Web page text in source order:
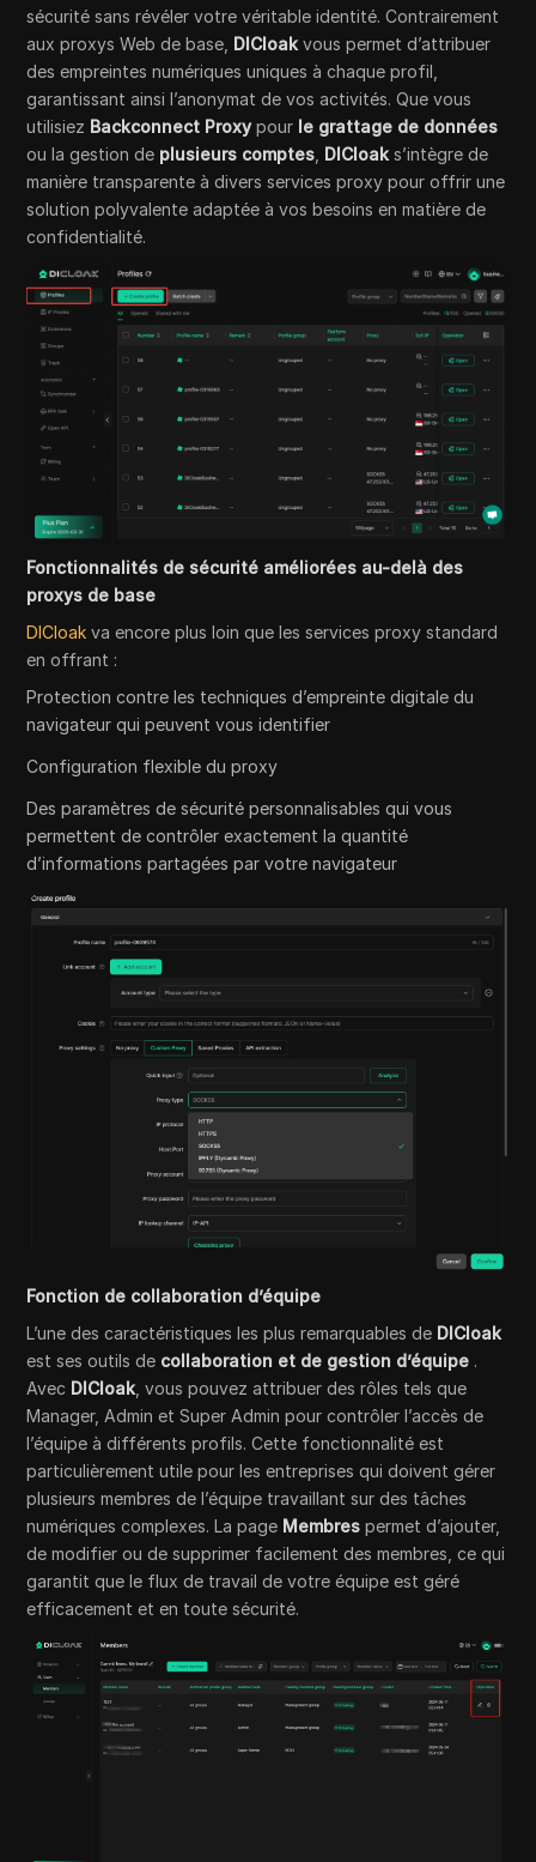
sécurité sans révéler votre véritable identité. Contrairement
aux proxys Web de base, DICloak vous permet d’attribuer
des empreintes numériques uniques à chaque profil,
garantissant ainsi l’anonymat de vos activités. Que vous
utilisiez Backconnect Proxypour le grattage de données
ou la gestion de plusieurs comptes DICloak s’intègre de
manière transparente à divers services proxy pour offrir une
solution polyvalente adaptée à vos besoins en matière de
confidentialité.
Fonctionnalités de sécurité améliorées au-delà des
proxys de base
DICloak va encore plus loin que les services proxy standard
en offrant :
Protection contre les techniques d’empreinte digitale du
navigateur qui peuvent vous identifier
Configuration flexible du proxy
Des paramètres de sécurité personnalisables qui vous
permettent de contrôler exactement la quantité
d’informations partagées par votre navigateur
Fonction de collaboration d’équipe
L’une des caractéristiques les plus remarquables de DICloak
est ses outils de collaboration et de gestion d’équipe .
Avec DICloak , vous pouvez attribuer des rôles tels que
Manager, Admin et Super Admin pour contrôler l’accès de
l’équipe à différents profils. Cette fonctionnalité est
particulièrement utile pour les entreprises qui doivent gérer
plusieurs membres de l’équipe travaillant sur des tâches
numériques complexes. La page Membres permet d’ajouter,
de modifier ou de supprimer facilement des membres, ce qui
garantit que le flux de travail de votre équipe est géré
efficacement et en toute sécurité.